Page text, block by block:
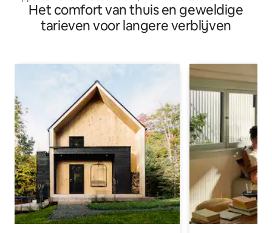
locatie
Het comfort van thuis en geweldige
tarieven voor langere verblijven